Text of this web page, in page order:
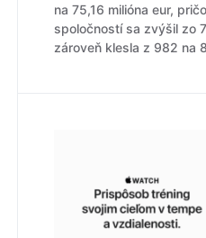
na 75,16 milióna eur,
spoločností sa zvýšil zo
zároveň klesla z 982 na